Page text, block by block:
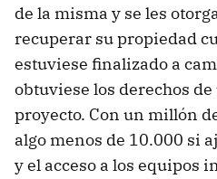
de la misma y se les
recuperar su propiedad
estuviese finalizado a
obtuviese los derechos
proyecto. Con un millón
algo menos de 10.000 si
y el acceso a los equipos